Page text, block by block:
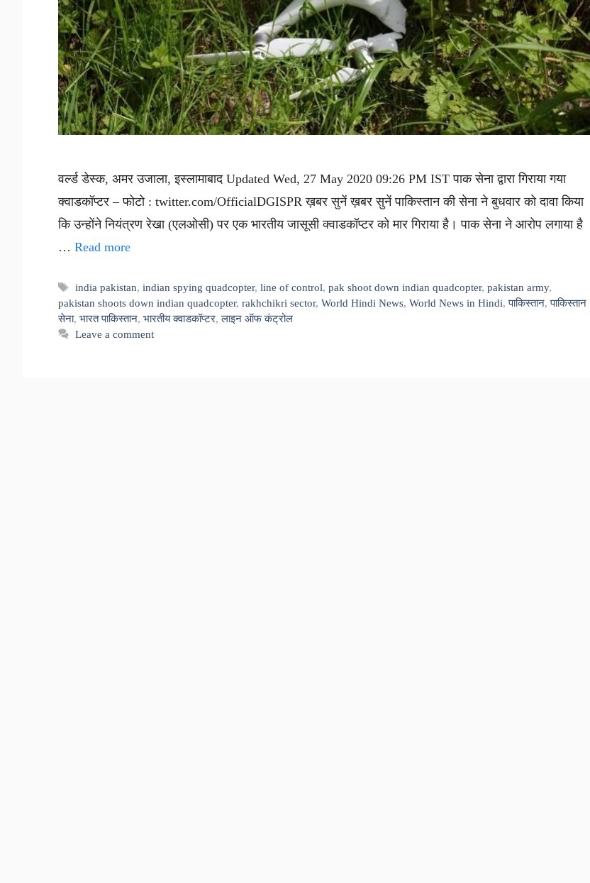
वर्ल्ड डेस्क, अमर उजाला, इस्लामाबाद Updated Wed, 27 May 2020 09:26 PM IST पाक सेना द्वारा गिराया गया
क्वाडकॉप्टर – फोटो : twitter.com/OfficialDGISPR ख़बर सुनें ख़बर सुनें पाकिस्तान की सेना ने बुधवार को दावा किया
कि उन्होंने नियंत्रण रेखा (एलओसी) पर एक भारतीय जासूसी क्वाडकॉप्टर को मार गिराया है। पाक सेना ने आरोप लगाया है
… Read more
Tags
india pakistan,indian spying quadcopter,line of control,pak shoot down indian quadcopter,pakistan army,
pakistan shoots down indian quadcopter, rakhchikri sector, World Hindi News, World News in Hindi,पाकिस्तान,पाकिस्तान
सेना, भारत पाकिस्तान, भारतीय क्वाडकॉप्टर,लाइन ऑफ कंट्रोल
Leave a comment